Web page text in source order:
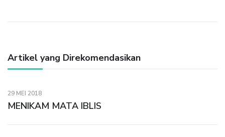
Artikel yang Direkomendasikan
29 MEI 2018
MENIKAM MATA IBLIS